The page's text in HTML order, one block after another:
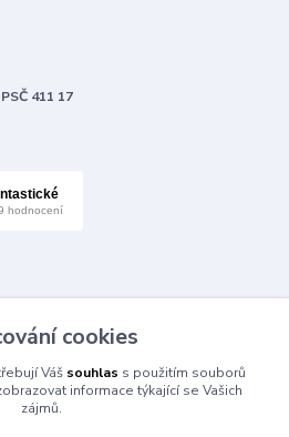
411 17
hod
cookies
Váš souhlas s použitím souborů
informace týkající se Vašich
zájmů.